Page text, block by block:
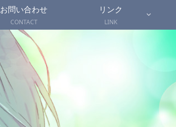
お問い合わせ
CONTACT
リンク
LINK